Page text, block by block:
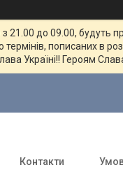
до 09.00, будуть
пописаних в
Україні!! Героям
Контакти